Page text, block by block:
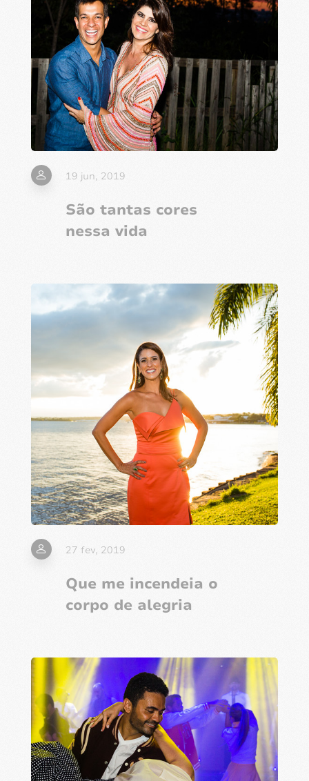
19 jun, 2019
São tantas cores
nessa vida
27 fev, 2019
Que me incendeia o
corpo de alegria